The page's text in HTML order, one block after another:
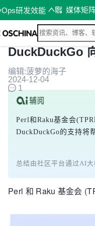
研发效能 媒体矩
DuckDuckGo
编辑:菠萝的海子
2024-12-04
1
Perl和Raku基金会
DuckDuckGo的支持将
总结由社区平台通过AI
Perl 和 Raku 基金会